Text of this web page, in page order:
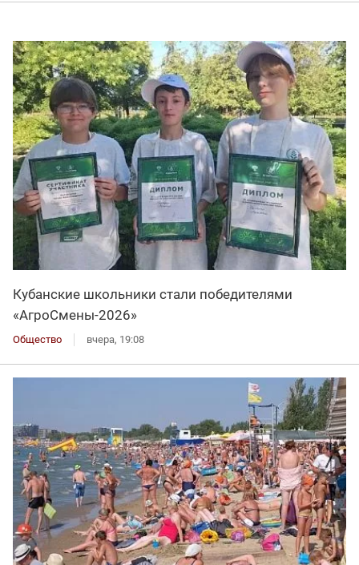
Кубанские школьники стали победителями
«АгроСмены-2026»
Общество вчера, 19:08